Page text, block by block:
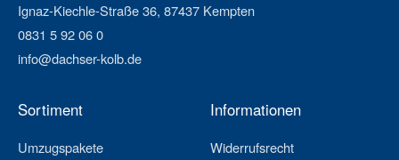
Ignaz-Kiechle-Straße 36, 87437 Kempten
0831 5 92 06 0
info@dachser-kolb.de
Sortiment
Umzugspakete
Informationen
Widerrufsrecht